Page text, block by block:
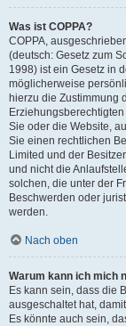
Was ist COPPA?
COPPA,
(deutsch: Gesetz zum
1998) ist ein Gesetz in
möglicherweise
hierzu die Zustimmung
Sie oder die Website,
Sie einen rechtlichen
Limited und der
und nicht die
solchen, die unter der
Beschwerden oder
werden.
Nach oben
Warum kann ich mich
Es kann sein, dass die
ausgeschaltet hat,
Es könnte auch sein,